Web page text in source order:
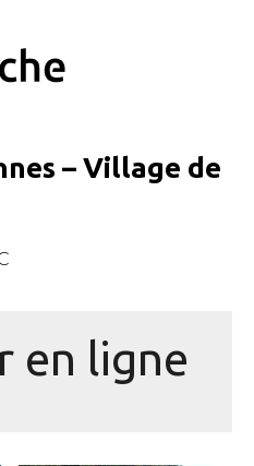
– Village de
en ligne